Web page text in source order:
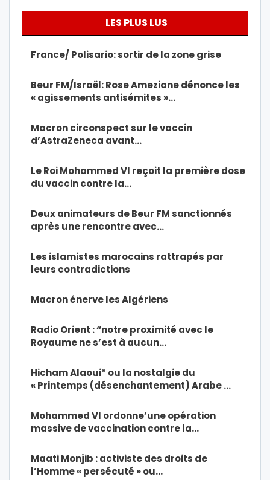
LES PLUS LUS
France/ Polisario: sortir de la zone grise
Beur FM/Israël: Rose Ameziane dénonce les
« agissements antisémites »…
Macron circonspect sur le vaccin
d’AstraZeneca avant…
Le Roi Mohammed VI reçoit la première dose
du vaccin contre la…
Deux animateurs de Beur FM sanctionnés
après une rencontre avec…
Les islamistes marocains rattrapés par
leurs contradictions
Macron énerve les Algériens
Radio Orient : “notre proximité avec le
Royaume ne s’est à aucun…
Hicham Alaoui* ou la nostalgie du
« Printemps (désenchantement) Arabe …
Mohammed VI ordonne’une opération
massive de vaccination contre la…
Maati Monjib : activiste des droits de
l’Homme « persécuté » ou…